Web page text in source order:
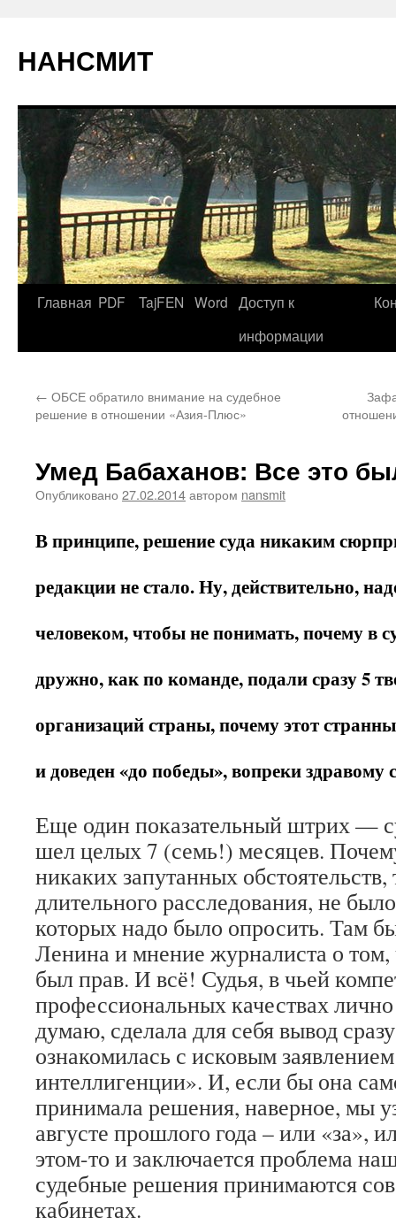
НАНСМИТ
Главная PDF TajFEN Word Доступ к
информации
← ОБСЕ обратило внимание на судебное
решение в отношении «Азия-Плюс»
Умед Бабаханов: Все это
Опубликовано 27.02.2014автором nansmit
В принципе, решение суда никаким
редакции не стало. Ну, действительно,
человеком, чтобы не понимать, почему в
дружно, как по команде, подали сразу 5
организаций страны, почему этот
и доведен «до победы», вопреки здравому
Еще один показательный штрих —
шел целых 7 (семь!) месяцев.
никаких запутанных
длительного расследования, не
которых надо было опросить. Там
Ленина и мнение журналиста о
был прав. И всё! Судья, в чьей
профессиональных качествах
думаю, сделала для себя вывод
ознакомилась с исковым
интеллигенции». И, если бы она
принимала решения, наверное, мы
августе прошлого года – или «за»,
этом-то и заключается проблема
судебные решения принимаются
кабинетах.